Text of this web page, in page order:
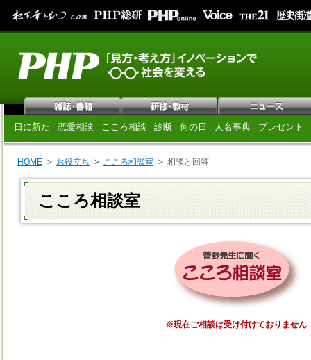
日に新た 恋愛相談 こころ相談 診断 何の日 人名事典 プレゼント
HOME お役立ち こころ相談室 相談と回答
こころ相談室
※現在ご相談は受け付けておりません